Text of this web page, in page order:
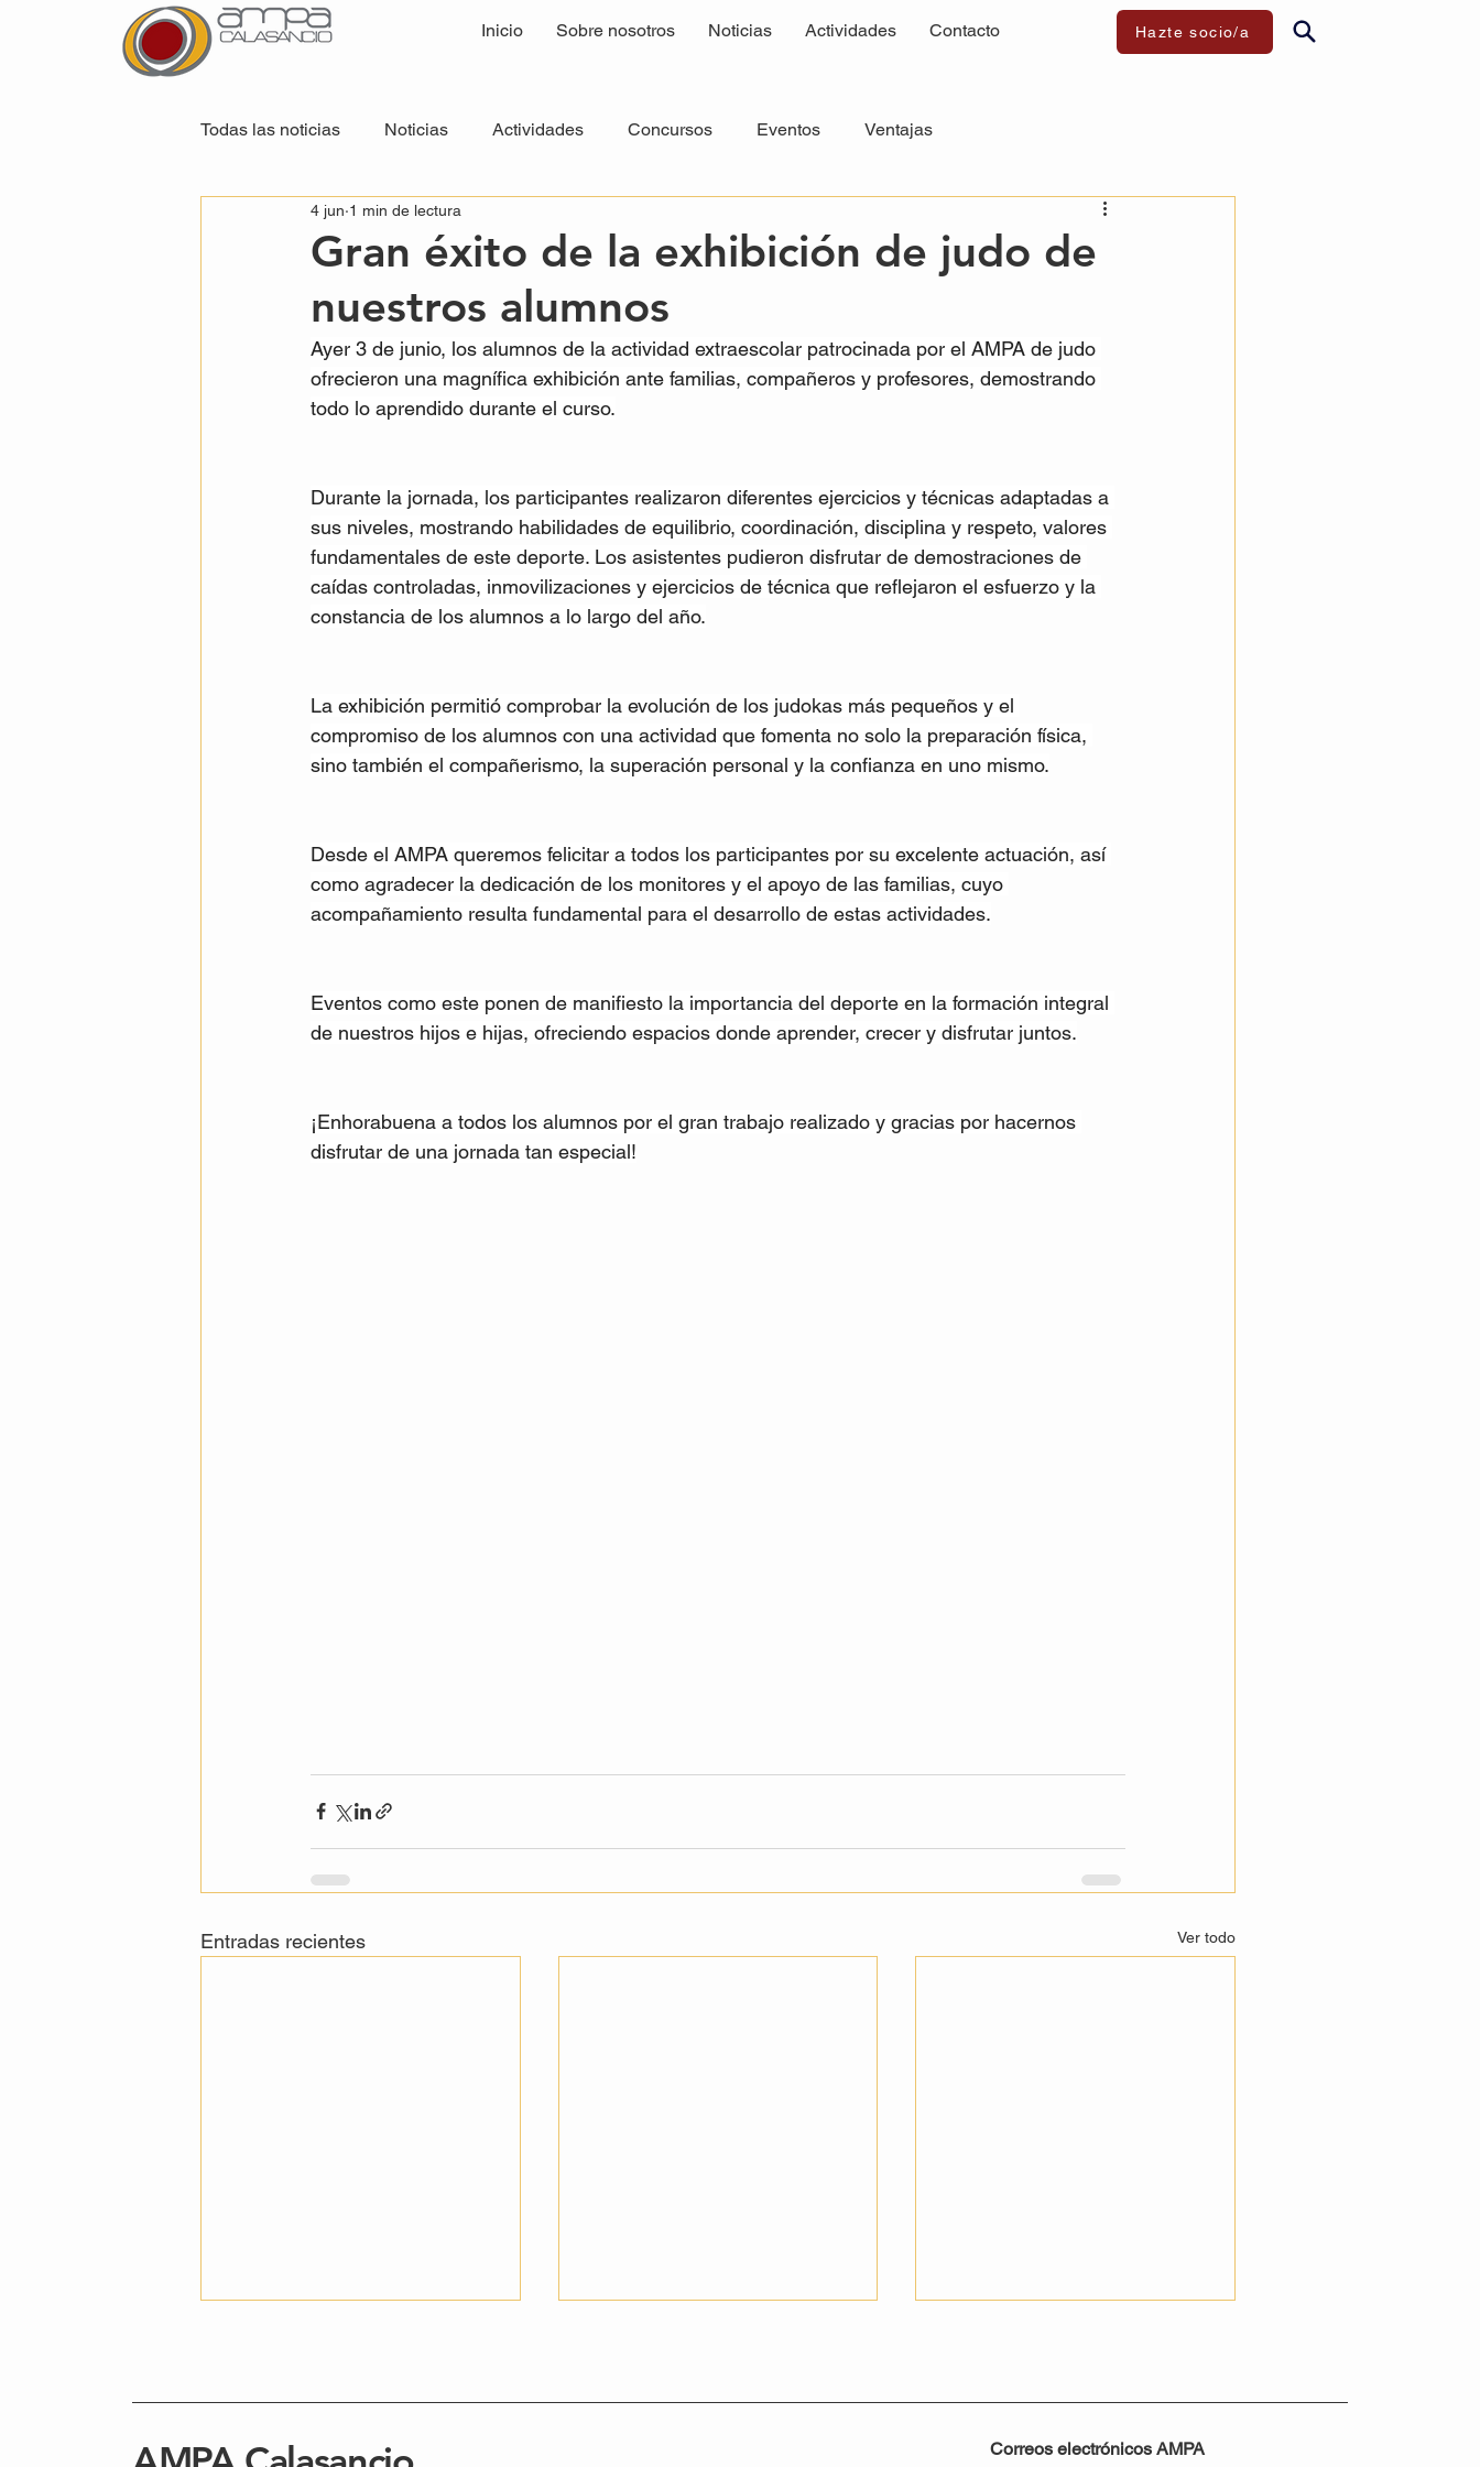
Inicio Sobre nosotros Noticias Actividades Contacto Hazte socio/a
Todas las noticias Noticias Actividades Concursos Eventos Ventajas
Gran éxito de la exhibición de judo de
nuestros alumnos
4 jun 1 min de lectura
Ayer 3 de junio, los alumnos de la actividad extraescolar patrocinada por el AMPA de judo
ofrecieron una magnífica exhibición ante familias, compañeros y profesores, demostrando
todo lo aprendido durante el curso.
Durante la jornada, los participantes realizaron diferentes ejercicios y técnicas adaptadas a
sus niveles, mostrando habilidades de equilibrio, coordinación, disciplina y respeto, valores
fundamentales de este deporte. Los asistentes pudieron disfrutar de demostraciones de
caídas controladas, inmovilizaciones y ejercicios de técnica que reflejaron el esfuerzo y la
constancia de los alumnos a lo largo del año.
La exhibición permitió comprobar la evolución de los judokas más pequeños y el
compromiso de los alumnos con una actividad que fomenta no solo la preparación física,
sino también el compañerismo, la superación personal y la confianza en uno mismo.
Desde el AMPA queremos felicitar a todos los participantes por su excelente actuación, así
como agradecer la dedicación de los monitores y el apoyo de las familias, cuyo
acompañamiento resulta fundamental para el desarrollo de estas actividades.
Eventos como este ponen de manifiesto la importancia del deporte en la formación integral
de nuestros hijos e hijas, ofreciendo espacios donde aprender, crecer y disfrutar juntos.
¡Enhorabuena a todos los alumnos por el gran trabajo realizado y gracias por hacernos
disfrutar de una jornada tan especial!
Entradas recientes Ver todo
Correos electrónicos AMPA